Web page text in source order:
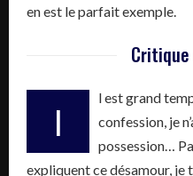
en est le parfait exemple.
I
l est grand
confession, je
possession…
expliquent ce désamour, je